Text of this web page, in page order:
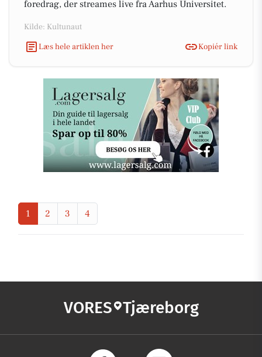
foredrag, der streames live fra Aarhus Universitet.
Kilde: Kultunaut
Læs hele artiklen her
Kopiér link
1 2 3 4
VORES Tjæreborg